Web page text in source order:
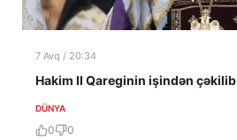
7 Avq / 20:34
Hakim II Qareginin işindən çəkilib
DÜNYA
0 0